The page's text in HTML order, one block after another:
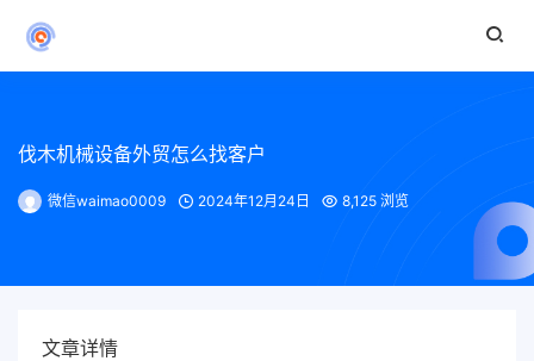
伐木机械设备外贸怎么找客户
微信waimao0009 2024年12月24日 8,125 浏览
文章详情